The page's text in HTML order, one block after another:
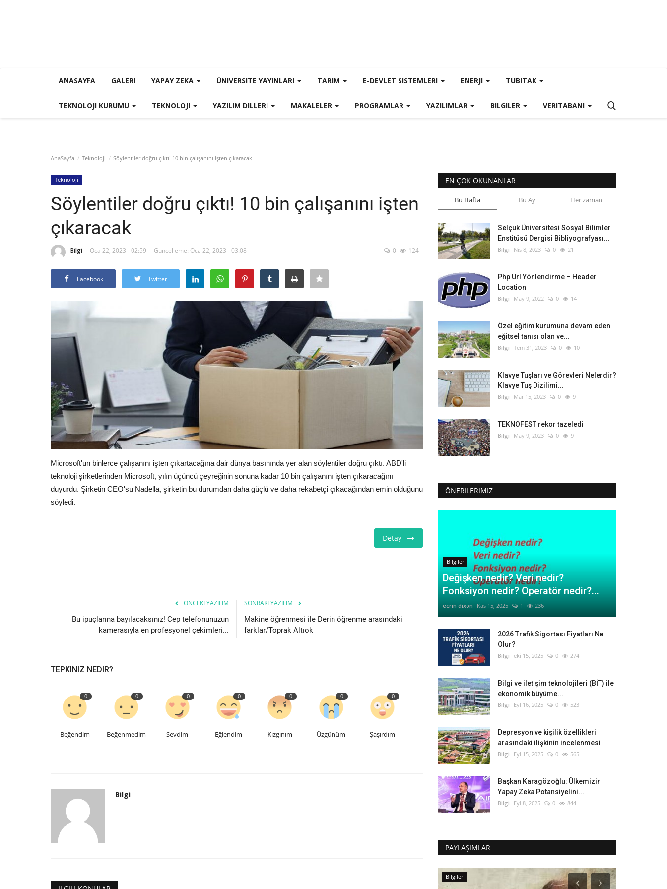
ANASAYFA GALERI YAPAY ZEKA ÜNIVERSITE YAYINLARI TARIM E-DEVLET SISTEMLERI ENERJI TUBITAK
TEKNOLOJI KURUMU TEKNOLOJI YAZILIM DILLERI MAKALELER PROGRAMLAR YAZILIMLAR BILGILER VERITABANI
AnaSayfa Teknoloji Söylentiler doğru çıktı! 10 bin çalışanını işten çıkaracak
Teknoloji
Söylentiler doğru çıktı! 10 bin çalışanını işten
çıkaracak
Bilgi Oca 22, 2023 - 02:59 Güncelleme: Oca 22, 2023 - 03:08 0 124
Facebook Twitter
Microsoft'un binlerce çalışanını işten çıkartacağına dair dünya basınında yer alan söylentiler doğru çıktı. ABD'li
teknoloji şirketlerinden Microsoft, yılın üçüncü çeyreğinin sonuna kadar 10 bin çalışanını işten çıkaracağını
duyurdu. Şirketin CEO'su Nadella, şirketin bu durumdan daha güçlü ve daha rekabetçi çıkacağından emin olduğunu
söyledi.
Detay
ÖNCEKI YAZILIM
Bu ipuçlarına bayılacaksınız! Cep telefonunuzun
kamerasıyla en profesyonel çekimleri...
SONRAKI YAZILIM
Makine öğrenmesi ile Derin öğrenme arasındaki
farklar/Toprak Altıok
TEPKINIZ NEDIR?
0
Beğendim
0
Beğenmedim
0
Sevdim
0
Eğlendim
0
Kızgınım
0
Üzgünüm
0
Şaşırdım
Bilgi
EN ÇOK OKUNANLAR
Bu Hafta Bu Ay Her zaman
Selçuk Üniversitesi Sosyal Bilimler
Enstitüsü Dergisi Bibliyografyası...
Bilgi Nis 8, 2023 0 21
Php Url Yönlendirme – Header
Location
Bilgi May 9, 2022 0 14
Özel eğitim kurumuna devam eden
eğitsel tanısı olan ve...
Bilgi Tem 31, 2023 0 10
Klavye Tuşları ve Görevleri Nelerdir?
Klavye Tuş Dizilimi...
Bilgi Mar 15, 2023 0 9
TEKNOFEST rekor tazeledi
Bilgi May 9, 2023 0 9
ÖNERILERIMIZ
Bilgiler
Değişken nedir? Veri nedir?
Fonksiyon nedir? Operatör nedir?...
ecrin dixon Kas 15, 2025 1 236
2026 Trafik Sigortası Fiyatları Ne
Olur?
Bilgi eki 15, 2025 0 274
Bilgi ve iletişim teknolojileri (BİT) ile
ekonomik büyüme...
Bilgi Eyl 16, 2025 0 523
Depresyon ve kişilik özellikleri
arasındaki ilişkinin incelenmesi
Bilgi Eyl 15, 2025 0 565
Başkan Karagözoğlu: Ülkemizin
Yapay Zeka Potansiyelini...
Bilgi Eyl 8, 2025 0 844
PAYLAŞIMLAR
Bilgiler